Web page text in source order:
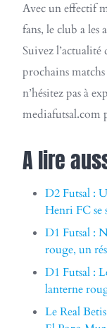
Avec un effectif
fans, le club a les
Suivez
prochains
n’hésitez pas à
mediafutsal.com
A lire
D2 Futsal :
Henri FC se
D1 Futsal :
rouge, un
D1 Futsal :
lanterne
Le Real